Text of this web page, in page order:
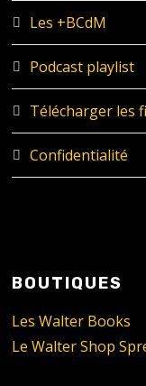
Les +BCdM
Podcast playlist
Télécharger les
Confidentialité
BOUTIQUES
Les Walter Books
Le Walter Shop